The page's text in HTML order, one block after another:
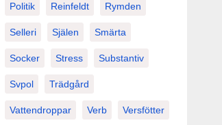
Politik Reinfeldt Rymden
Selleri Själen Smärta
Socker Stress Substantiv
Svpol Trädgård
Vattendroppar Verb Versfötter